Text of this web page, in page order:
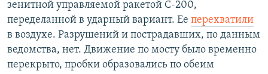
зенитной управляемой ракетой С-200,
переделанной в ударный вариант. Ее перехватили
в воздухе. Разрушений и пострадавших, по данным
ведомства, нет. Движение по мосту было временно
перекрыто, пробки образовались по обеим